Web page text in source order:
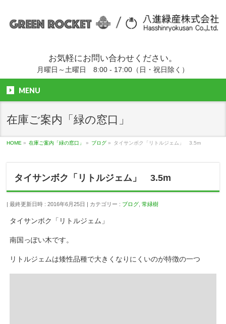
お気軽にお問い合わせください。
月曜日～土曜日 8:00 - 17:00（日・祝日除く）
MENU
在庫ご案内「緑の窓口」
HOME » 在庫ご案内「緑の窓口」 » ブログ » タイサンボク「リトルジェム」 3.5m
タイサンボク「リトルジェム」 3.5m
最終更新日時 : 2016年6月25日 カテゴリー : ブログ ,常緑樹
タイサンボク「リトルジェム」
南国っぽい木です。
リトルジェムは矮性品種で大きくなりにくいのが特徴の一つ